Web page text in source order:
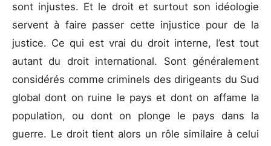
sont injustes. Et le droit et surtout son idéologie
servent à faire passer cette injustice pour de la
justice. Ce qui est vrai du droit interne, l’est tout
autant du droit international. Sont généralement
considérés comme criminels des dirigeants du Sud
global dont on ruine le pays et dont on affame la
population, ou dont on plonge le pays dans la
guerre. Le droit tient alors un rôle similaire à celui